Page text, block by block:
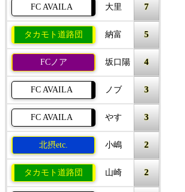
FC AVAILA 大里 7
タカモト道路団 納富 5
FCノア 坂口陽 4
FC AVAILA ノブ 3
FC AVAILA やす 3
北摂etc. 小嶋 2
タカモト道路団 山崎 2